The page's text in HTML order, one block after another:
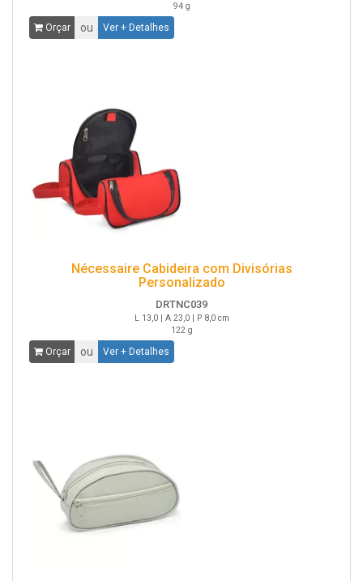
94 g
Orçar ou Ver + Detalhes
Nécessaire Cabideira com Divisórias
Personalizado
DRTNC039
L 13,0 | A 23,0 | P 8,0 cm
122 g
Orçar ou Ver + Detalhes